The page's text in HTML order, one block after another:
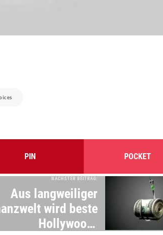
PIN POCKET
NÄCHSTER BEITRAG:
Aus langweiliger
wird beste
Hollywood-